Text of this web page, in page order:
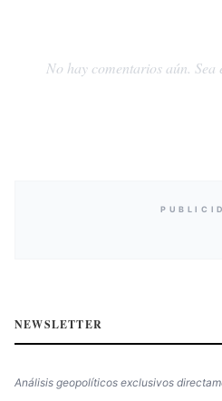
No hay comentarios aún.
NEWSLETTER
Análisis geopolíticos exclusivos